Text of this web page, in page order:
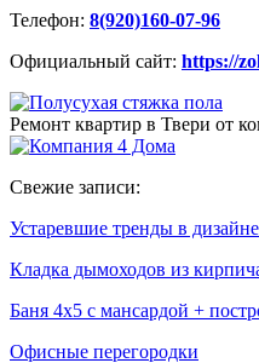
Телефон: 8(920)160-07-96
Официальный сайт: https://
Ремонт квартир в Твери от
Свежие записи:
Устаревшие тренды в
Кладка дымоходов из
Баня 4х5 с мансардой +
Офисные перегородки